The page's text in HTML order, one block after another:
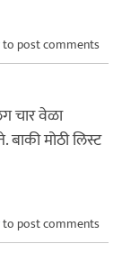
to post comments
चार वेळा
मोठी लिस्ट
to post comments